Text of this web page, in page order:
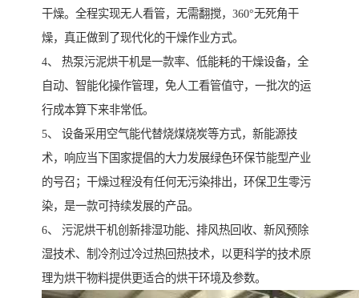
干燥。全程实现无人看管，无需翻搅，360°无死角干
燥，真正做到了现代化的干燥作业方式。
4、 热泵污泥烘干机是一款率、低能耗的干燥设备，全
自动、智能化操作管理，免人工看管值守，一批次的运
行成本算下来非常低。
5、 设备采用空气能代替烧煤烧炭等方式，新能源技
术，响应当下国家提倡的大力发展绿色环保节能型产业
的号召；干燥过程没有任何无污染排出，环保卫生零污
染，是一款可持续发展的产品。
6、 污泥烘干机创新排湿功能、排风热回收、新风预除
湿技术、制冷剂过冷过热回热技术，以更科学的技术原
理为烘干物料提供更适合的烘干环境及参数。